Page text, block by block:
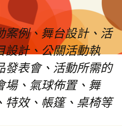
案例、舞台設計、活
設計、公關活動執
發表會、活動所需的
場、氣球佈置、舞
特效、帳篷、桌椅等